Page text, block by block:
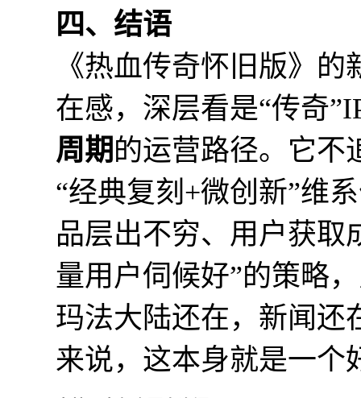
四、结语
《热血传奇怀旧版》
在感，深层看是“传奇
周期 的运营路径。它不
“经典复刻+微创新”维
品层出不穷、用户获取
量用户伺候好”的策略
玛法大陆还在，新闻
来说，这本身就是一个